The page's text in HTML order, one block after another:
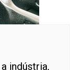
indústria,